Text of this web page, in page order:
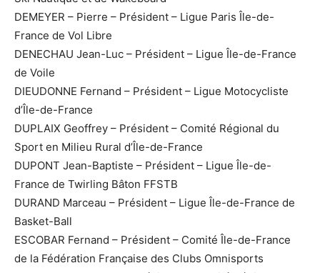
DEMEYER – Pierre – Président – Ligue Paris Île-de-
France de Vol Libre
DENECHAU Jean-Luc – Président – Ligue Île-de-France
de Voile
DIEUDONNE Fernand – Président – Ligue Motocycliste
d’Île-de-France
DUPLAIX Geoffrey – Président – Comité Régional du
Sport en Milieu Rural d’Île-de-France
DUPONT Jean-Baptiste – Président – Ligue Île-de-
France de Twirling Bâton FFSTB
DURAND Marceau – Président – Ligue Île-de-France de
Basket-Ball
ESCOBAR Fernand – Président – Comité Île-de-France
de la Fédération Française des Clubs Omnisports